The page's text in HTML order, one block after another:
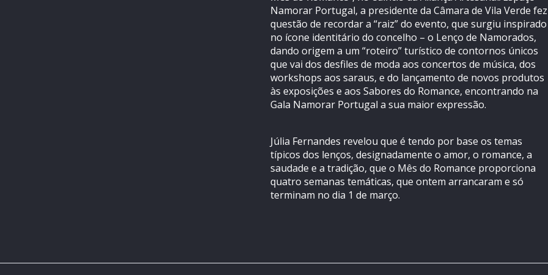
Namorar Portugal, a presidente da Câmara de Vila Verde fez
questão de recordar a “raiz” do evento, que surgiu inspirado
no ícone identitário do concelho – o Lenço de Namorados,
dando origem a um “roteiro” turístico de contornos únicos
que vai dos desfiles de moda aos concertos de música, dos
workshops aos saraus, e do lançamento de novos produtos
às exposições e aos Sabores do Romance, encontrando na
Gala Namorar Portugal a sua maior expressão.
Júlia Fernandes revelou que é tendo por base os temas
típicos dos lenços, designadamente o amor, o romance, a
saudade e a tradição, que o Mês do Romance proporciona
quatro semanas temáticas, que ontem arrancaram e só
terminam no dia 1 de março.